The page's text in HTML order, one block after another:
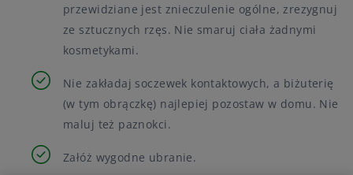
przewidziane jest znieczulenie ogólne, zrezygnuj
ze sztucznych rzęs. Nie smaruj ciała żadnymi
kosmetykami.
Nie zakładaj soczewek kontaktowych, a biżuterię
(w tym obrączkę) najlepiej pozostaw w domu. Nie
maluj też paznokci.
Załóż wygodne ubranie.